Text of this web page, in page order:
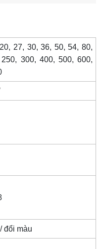
27, 30, 36, 50, 54, 80,
300, 400, 500, 600,
đổi màu